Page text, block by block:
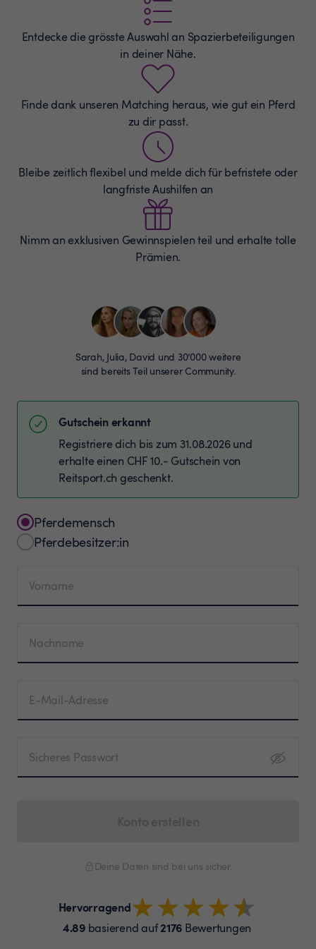
Entdecke die grösste Auswahl an Spazierbeteiligungen
in deiner Nähe.
Finde dank unseren Matching heraus, wie gut ein Pferd
zu dir passt.
Bleibe zeitlich flexibel und melde dich für befristete oder
langfriste Aushilfen an
Nimm an exklusiven Gewinnspielen teil und erhalte tolle
Prämien.
Sarah, Julia, David und 30’000 weitere
sind bereits Teil unserer Community.
Gutschein erkannt
Registriere dich bis zum 31.08.2026 und
erhalte einen CHF 10.- Gutschein von
Reitsport.ch geschenkt.
Pferdemensch
Pferdebesitzer:in
Vorname
Nachname
E-Mail-Adresse
Sicheres Passwort
Deine Daten sind bei uns sicher.
Hervorragend
4.89basierend auf2176 Bewertungen